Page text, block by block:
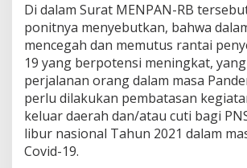
Di dalam Surat MENPAN-RB
ponitnya menyebutkan, bahwa
mencegah dan memutus rantai
19 yang berpotensi meningkat,
perjalanan orang dalam masa
perlu dilakukan pembatasan
keluar daerah dan/atau cuti bagi
libur nasional Tahun 2021 dalam
Covid-19.